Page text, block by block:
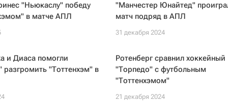
"Ньюкаслу" победу
в матче АПЛ
"Манчестер Юнайтед"
матч подряд в АПЛ
31 декабря 2024
и Диаса помогли
"Тоттенхэм" в
Ротенберг сравнил хоккейный
"Торпедо" с футбольным
"Тоттенхэмом"
21 декабря 2024